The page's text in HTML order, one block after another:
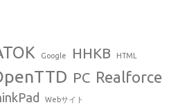
Google HHKB HTML
PC Realforce
Webサイト